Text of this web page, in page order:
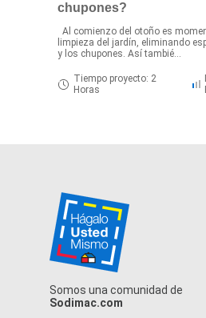
chupones?
Al comienzo del otoño es
limpieza del jardín, eliminando
y los chupones. Así tambié...
Tiempo proyecto: 2
Horas
Somos una comunidad de
Sodimac.com